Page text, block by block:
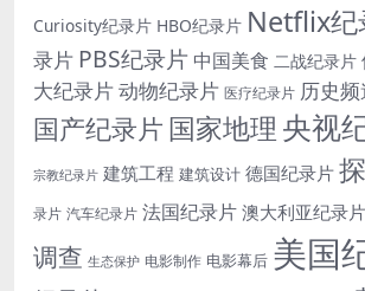
Curiosity纪录片 HBO纪录片 Netflix纪
录片 PBS纪录片 中国美食 二战纪录片
大纪录片动物纪录片 医疗纪录片 历史频
国产纪录片 国家地理 央视
宗教纪录片 建筑工程 建筑设计 德国纪录片
录片 汽车纪录片 法国纪录片 澳大利亚纪录片
调查 生态保护 电影制作 电影幕后 美国